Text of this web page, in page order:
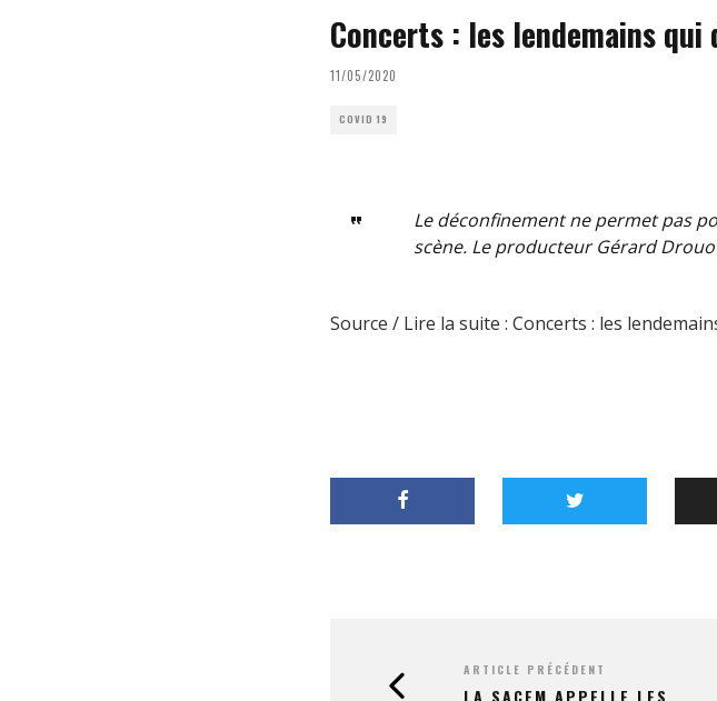
Concerts : les lendemains qui
11/05/2020
COVID 19
Le déconfinement ne permet pas
scène. Le producteur Gérard
Source / Lire la suite : Concerts : les
ARTICLE PRÉCÉDENT
LA SACEM APPELLE LES